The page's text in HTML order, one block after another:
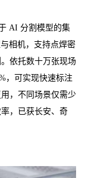
AI 分割模型的集
相机，支持点焊密
依托数十万张现场
，可实现快速标注
，不同场景仅需少
，已获长安、奇